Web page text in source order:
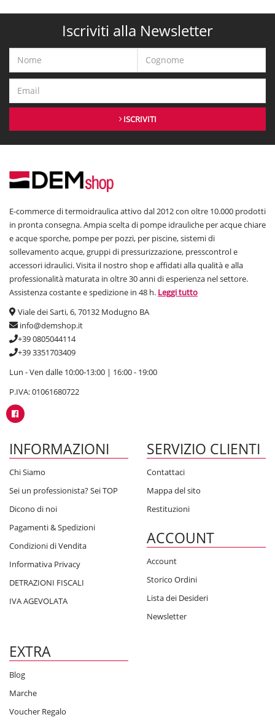
Iscriviti alla Newsletter
ISCRIVITI
E-commerce di termoidraulica attivo dal 2012 con oltre 10.000 prodotti
in pronta consegna. Ampia scelta di pompe idrauliche per acque chiare
e acque sporche, pompe per pozzi, per piscine, sistemi di
sollevamento acque, gruppi di pressurizzazione, presscontrol e
accessori idraulici. Visita il nostro shop e affidati alla qualità e alla
professionalità maturata in oltre 30 anni di esperienza nel settore.
Assistenza costante e spedizione in 48 h. Leggi tutto
Viale dei Sarti, 6, 70132 Modugno BA
info@demshop.it
+39 0805044114
+39 3351703409
Lun - Ven dalle 10:00-13:00 | 16:00 - 19:00
P.IVA: 01061680722
INFORMAZIONI
Chi Siamo
Sei un professionista? Sei TOP
Dicono di noi
Pagamenti & Spedizioni
Condizioni di Vendita
Informativa Privacy
DETRAZIONI FISCALI
IVA AGEVOLATA
SERVIZIO CLIENTI
Contattaci
Mappa del sito
Restituzioni
ACCOUNT
Account
Storico Ordini
Lista dei Desideri
Newsletter
EXTRA
Blog
Marche
Voucher Regalo